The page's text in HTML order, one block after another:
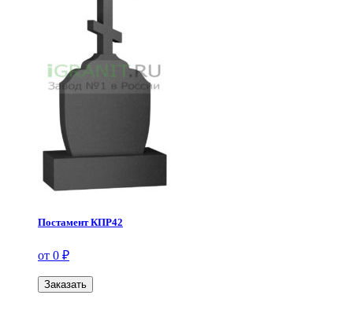
Постамент КПР42
от 0 ₽
Заказать